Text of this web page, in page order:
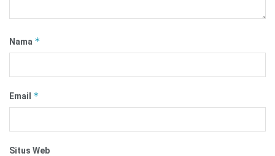
Nama *
Email *
Situs Web